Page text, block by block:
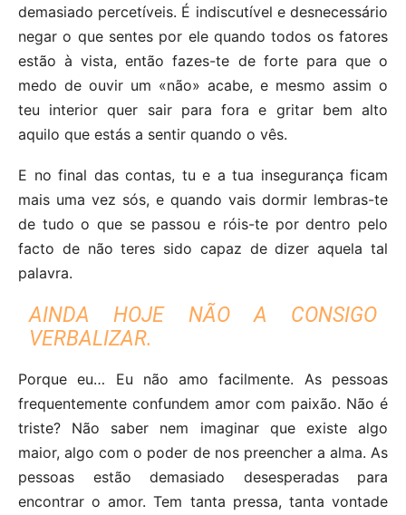
demasiado percetíveis. É indiscutível e desnecessário
negar o que sentes por ele quando todos os fatores
estão à vista, então fazes-te de forte para que o
medo de ouvir um «não» acabe, e mesmo assim o
teu interior quer sair para fora e gritar bem alto
aquilo que estás a sentir quando o vês.
E no final das contas, tu e a tua insegurança ficam
mais uma vez sós, e quando vais dormir lembras-te
de tudo o que se passou e róis-te por dentro pelo
facto de não teres sido capaz de dizer aquela tal
palavra.
AINDA HOJE NÃO A CONSIGO
VERBALIZAR.
Porque eu… Eu não amo facilmente. As pessoas
frequentemente confundem amor com paixão. Não é
triste? Não saber nem imaginar que existe algo
maior, algo com o poder de nos preencher a alma. As
pessoas estão demasiado desesperadas para
encontrar o amor. Tem tanta pressa, tanta vontade